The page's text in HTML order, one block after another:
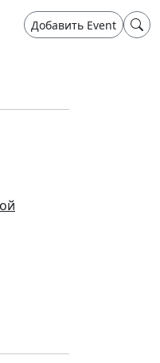
Добавить Event